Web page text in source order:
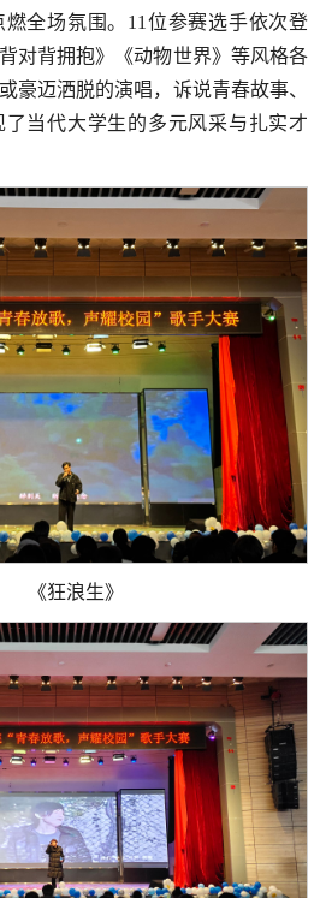
全场氛围。11位参赛选手依次登
对背拥抱》《动物世界》等风格各
豪迈洒脱的演唱，诉说青春故事、
当代大学生的多元风采与扎实才
《狂浪生》